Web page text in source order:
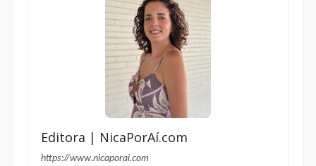
Editora | NicaPorAí.com
https://www.nicaporai.com